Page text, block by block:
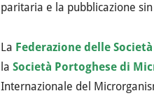
paritaria e la pubblicazione
La Federazione delle
la Società Portoghese di
Internazionale del